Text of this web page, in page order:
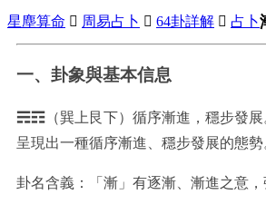
星塵算命  周易占卜  64卦詳解  占卜
一、卦象與基本信息
☴☶（巽上艮下）循序漸進，穩步發展
呈現出一種循序漸進、穩步發展的態勢
卦名含義：「漸」有逐漸、漸進之意